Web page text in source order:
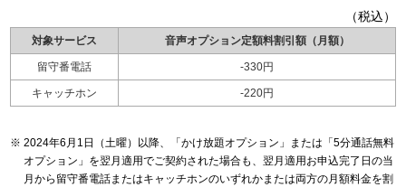
（税込）
対象サービス 音声オプション定額料割引額（月額）
留守番電話 -330円
キャッチホン -220円
2024年6月1日（土曜）以降、「かけ放題オプション」または「5分通話無料
オプション」を翌月適用でご契約された場合も、翌月適用お申込完了日の当
月から留守番電話またはキャッチホンのいずれかまたは両方の月額料金を割